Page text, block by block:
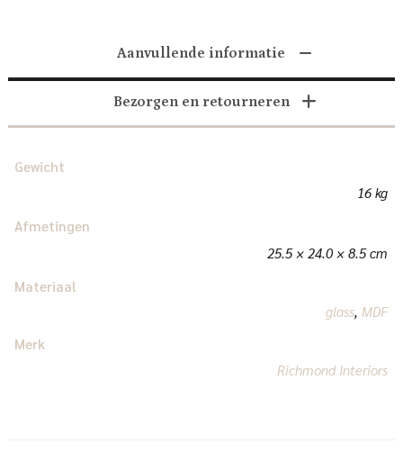
Aanvullende informatie
Bezorgen en retourneren
Gewicht
16 kg
Afmetingen
25.5 × 24.0 × 8.5 cm
Materiaal
glass, MDF
Merk
Richmond Interiors